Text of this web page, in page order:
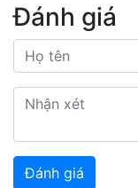
Đánh giá